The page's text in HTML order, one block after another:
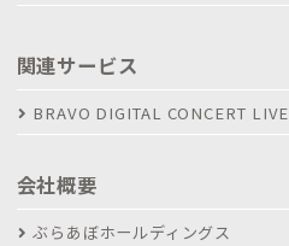
関連サービス
BRAVO DIGITAL CONCERT LIVE
会社概要
ぶらあぼホールディングス